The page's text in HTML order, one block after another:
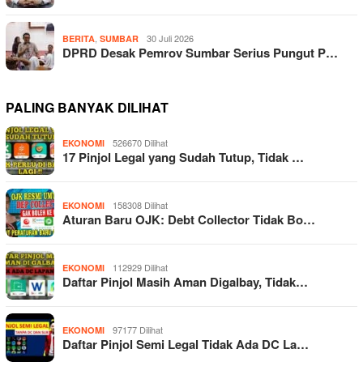
BERITA SUMBAR 30 Juli 2026
DPRD Desak Pemrov Sumbar Serius Pungut P…
PALING BANYAK DILIHAT
EKONOMI 526670 Dilihat
17 Pinjol Legal yang Sudah Tutup, Tidak …
EKONOMI 158308 Dilihat
Aturan Baru OJK: Debt Collector Tidak Bo…
EKONOMI 112929 Dilihat
Daftar Pinjol Masih Aman Digalbay, Tidak…
EKONOMI 97177 Dilihat
Daftar Pinjol Semi Legal Tidak Ada DC La…